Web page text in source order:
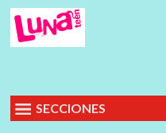
SECCIONES